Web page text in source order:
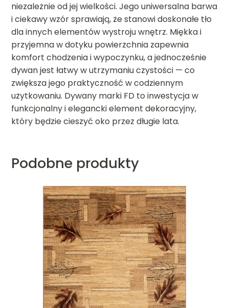
niezależnie od jej wielkości. Jego uniwersalna barwa
i ciekawy wzór sprawiają, że stanowi doskonałe tło
dla innych elementów wystroju wnętrz. Miękka i
przyjemna w dotyku powierzchnia zapewnia
komfort chodzenia i wypoczynku, a jednocześnie
dywan jest łatwy w utrzymaniu czystości — co
zwiększa jego praktyczność w codziennym
użytkowaniu. Dywany marki FD to inwestycja w
funkcjonalny i elegancki element dekoracyjny,
który będzie cieszyć oko przez długie lata.
Podobne produkty